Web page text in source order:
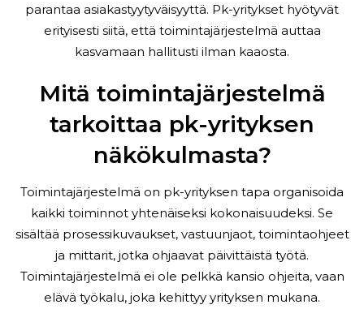
parantaa asiakastyytyväisyyttä. Pk-yritykset hyötyvät
erityisesti siitä, että toimintajärjestelmä auttaa
kasvamaan hallitusti ilman kaaosta.
Mitä toimintajärjestelmä
tarkoittaa pk-yrityksen
näkökulmasta?
Toimintajärjestelmä on pk-yrityksen tapa organisoida
kaikki toiminnot yhtenäiseksi kokonaisuudeksi. Se
sisältää prosessikuvaukset, vastuunjaot, toimintaohjeet
ja mittarit, jotka ohjaavat päivittäistä työtä.
Toimintajärjestelmä ei ole pelkkä kansio ohjeita, vaan
elävä työkalu, joka kehittyy yrityksen mukana.